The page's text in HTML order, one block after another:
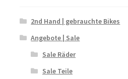
2nd Hand | gebrauchte Bikes
Angebote | Sale
Sale Räder
Sale Teile